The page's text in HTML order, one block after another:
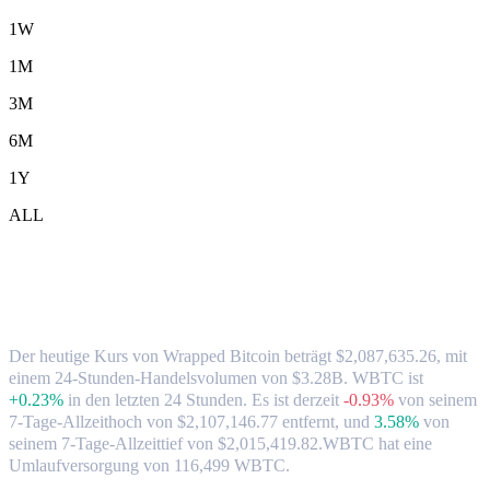
1W
1M
3M
6M
1Y
ALL
Der heutige Kurs von Wrapped Bitcoin beträgt $2,087,635.26, mit
einem 24-Stunden-Handelsvolumen von $3.28B. WBTC ist
+0.23% in den letzten 24 Stunden. Es ist derzeit -0.93% von seinem
7-Tage-Allzeithoch von $2,107,146.77 entfernt, und 3.58% von
seinem 7-Tage-Allzeittief von $2,015,419.82.WBTC hat eine
Umlaufversorgung von 116,499 WBTC.